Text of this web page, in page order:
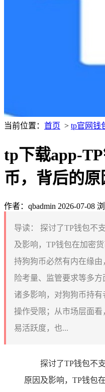
当前位置： 首页 > tp官网钱
tp下载app-
币，背后的
作者：qbadmin 2026-07-08
导读：
探讨了TP钱包不
及影响，TP钱包在加密
持狗狗币必然有内在缘
险考量、监管要求等多
诸多影响，对狗狗币持
操作受限；从市场层面
易活跃度，也...
探讨了TP钱包不
原因及影响，TP钱包